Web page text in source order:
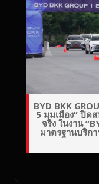
BYD BKK
5 มุมเมือง” ปิด
จริง ในงาน
มาตรฐานบริกา